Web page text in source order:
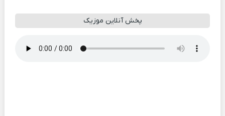
پخش آنلاین موزیک